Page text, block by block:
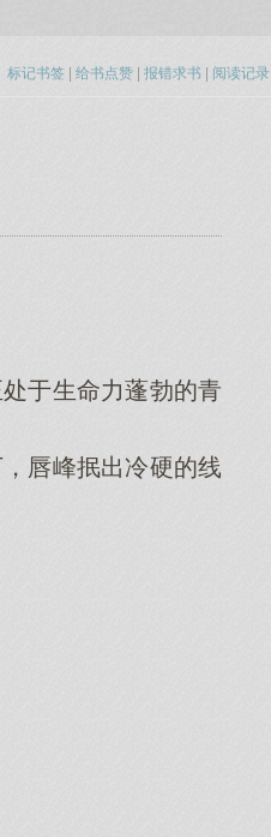
标记书签 | 给书点赞 | 报错求书 | 阅读记录
于生命力蓬勃的青
唇峰抿出冷硬的线